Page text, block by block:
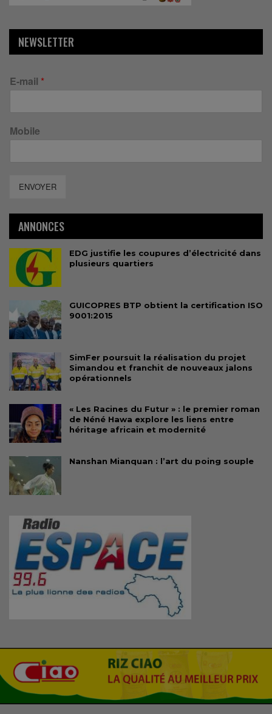
NEWSLETTER
E-mail *
Mobile
ENVOYER
ANNONCES
EDG justifie les coupures d’électricité dans
plusieurs quartiers
GUICOPRES BTP obtient la certification ISO
9001:2015
SimFer poursuit la réalisation du projet
Simandou et franchit de nouveaux jalons
opérationnels
« Les Racines du Futur » : le premier roman
de Néné Hawa explore les liens entre
héritage africain et modernité
Nanshan Mianquan : l’art du poing souple